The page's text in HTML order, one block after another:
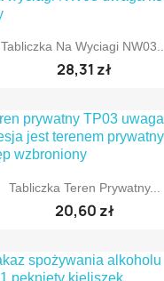
Tabliczka Na Wyciagi NW03...
28,31 zł
Tabliczka Teren Prywatny...
20,60 zł